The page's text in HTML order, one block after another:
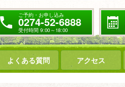
ご予約・お申し込み
0274-52-6888
受付時間 9:00～18:00
よくある質問 アクセス